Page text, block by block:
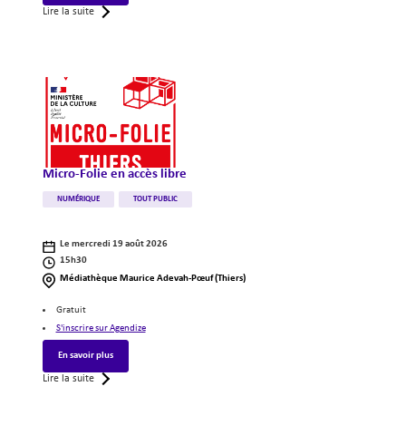
Lire la suite
Illustration
Micro-Folie en accès libre
Catégories
NUMÉRIQUE TOUT PUBLIC
Le mercredi 19 août 2026
Horaires
de
15h30
Lieux
l'événement
Médiathèque Maurice Adevah-Pœuf (Thiers)
Précisions
(informations
complémentaires)
Gratuit
S'inscrire sur Agendize
En savoir plus
Lire la suite